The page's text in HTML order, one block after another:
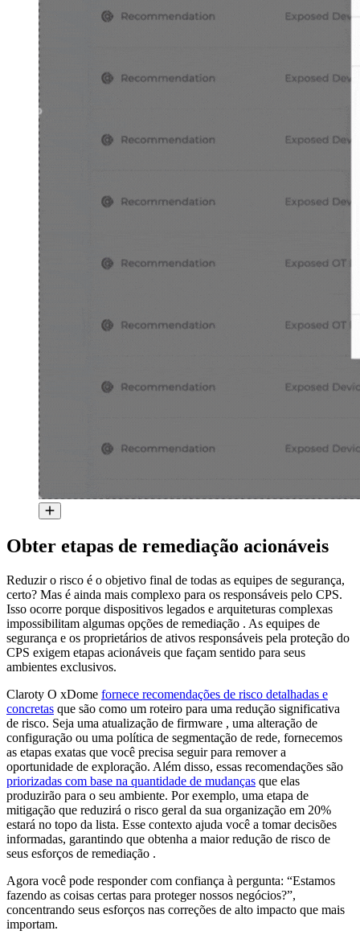
Obter etapas de remediação acionáveis
Reduzir o risco é o objetivo final de todas as equipes de segurança,
certo? Mas é ainda mais complexo para os responsáveis pelo CPS.
Isso ocorre porque dispositivos legados e arquiteturas complexas
impossibilitam algumas opções de remediação . As equipes de
segurança e os proprietários de ativos responsáveis pela proteção do
CPS exigem etapas acionáveis que façam sentido para seus
ambientes exclusivos.
Claroty O xDome fornece recomendações de risco detalhadas e
concretas que são como um roteiro para uma redução significativa
de risco. Seja uma atualização de firmware , uma alteração de
configuração ou uma política de segmentação de rede, fornecemos
as etapas exatas que você precisa seguir para remover a
oportunidade de exploração. Além disso, essas recomendações são
priorizadas com base na quantidade de mudanças que elas
produzirão para o seu ambiente. Por exemplo, uma etapa de
mitigação que reduzirá o risco geral da sua organização em 20%
estará no topo da lista. Esse contexto ajuda você a tomar decisões
informadas, garantindo que obtenha a maior redução de risco de
seus esforços de remediação .
Agora você pode responder com confiança à pergunta: “Estamos
fazendo as coisas certas para proteger nossos negócios?”,
concentrando seus esforços nas correções de alto impacto que mais
importam.